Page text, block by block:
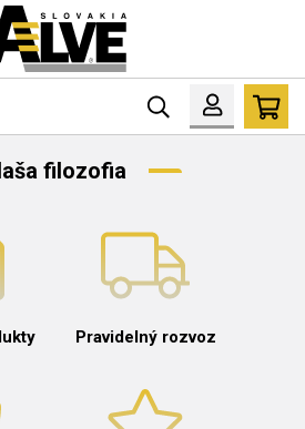
filozofia
Pravidelný rozvoz